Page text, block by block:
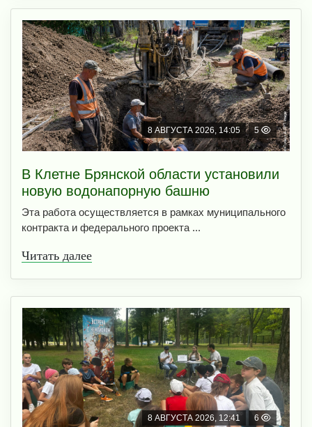
8 АВГУСТА 2026, 14:05 5
В Клетне Брянской области установили
новую водонапорную башню
Эта работа осуществляется в рамках муниципального
контракта и федерального проекта ...
Читать далее
8 АВГУСТА 2026, 12:41 6